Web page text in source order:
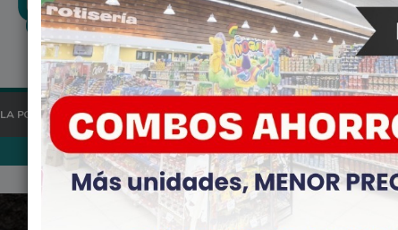
LA POSTA HOY OCIO DEPORTES FIGHIERA GENERAL LAGOS